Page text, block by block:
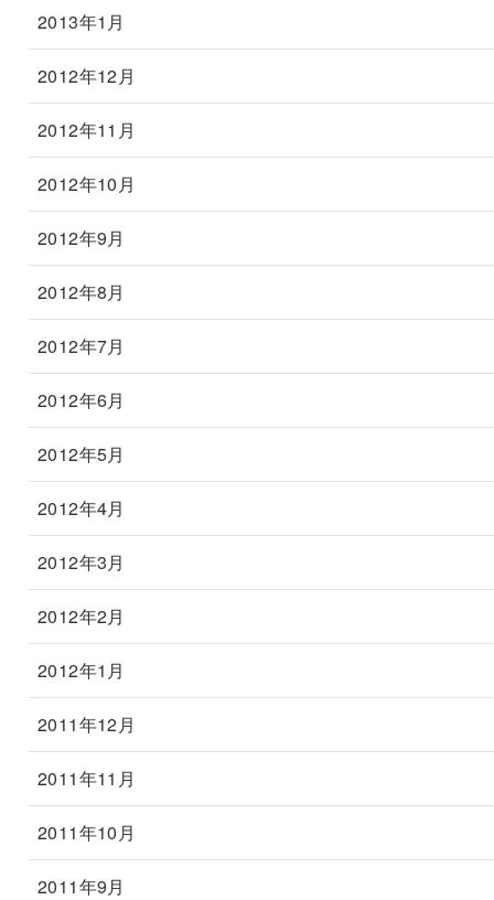
2013年1月
2012年12月
2012年11月
2012年10月
2012年9月
2012年8月
2012年7月
2012年6月
2012年5月
2012年4月
2012年3月
2012年2月
2012年1月
2011年12月
2011年11月
2011年10月
2011年9月